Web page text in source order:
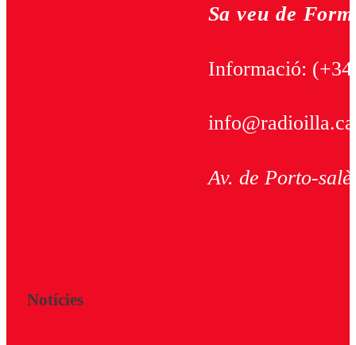
Sa veu de
Informació:
Av. de Porto-
Notícies